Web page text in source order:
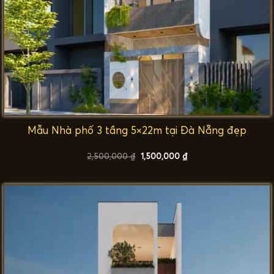
Mẫu Nhà phố 3 tầng 5×22m tại Đà Nẵng đẹp
2,500,000₫ Giá
gốc
1,500,000 ₫Giá
hiện
1,500,000 ₫.